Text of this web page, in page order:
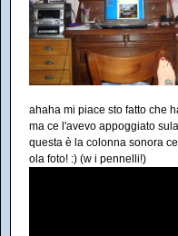
ahaha mi piace sto fatto che
ma ce l'avevo appoggiato
questa è la colonna sonora
ola foto! :) (w i pennelli!)